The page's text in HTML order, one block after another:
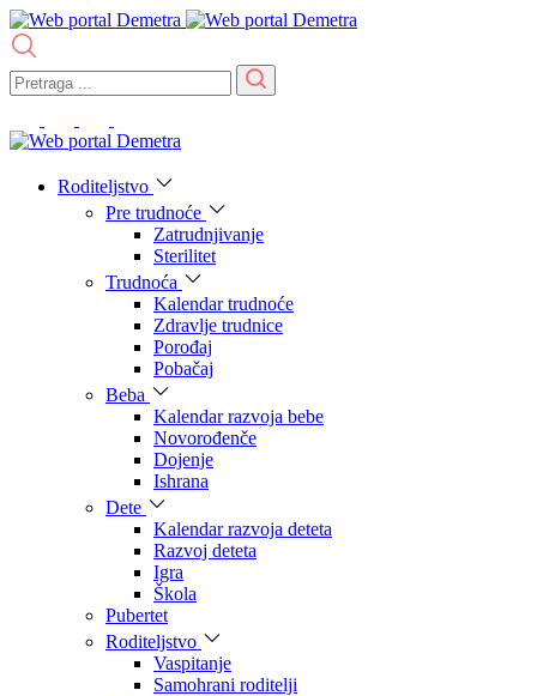
Roditeljstvo
Pre trudnoće
Zatrudnjivanje
Sterilitet
Trudnoća
Kalendar trudnoće
Zdravlje trudnice
Porođaj
Pobačaj
Beba
Kalendar razvoja bebe
Novorođenče
Dojenje
Ishrana
Dete
Kalendar razvoja deteta
Razvoj deteta
Igra
Škola
Pubertet
Roditeljstvo
Vaspitanje
Samohrani roditelji